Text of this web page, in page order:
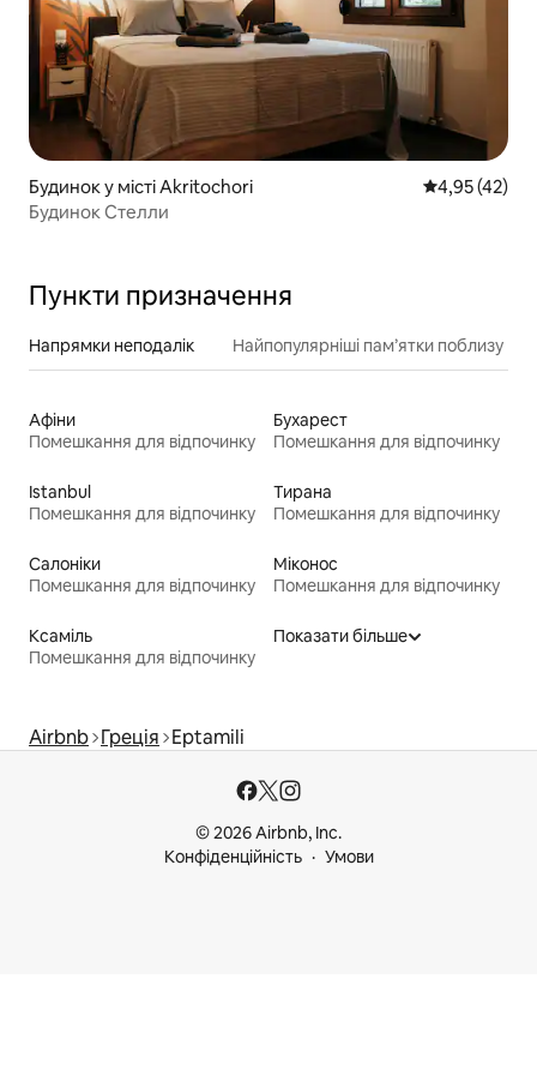
Будинок у місті Akritochori Середня
4,95 (42)
Будинок Стелли
Пункти призначення
Напрямки неподалік Найпопулярніші пам’ятки поблизу
Афіни
Помешкання для відпочинку
Бухарест
Помешкання для відпочинку
Istanbul
Помешкання для відпочинку
Тирана
Помешкання для відпочинку
Салоніки
Помешкання для відпочинку
Міконос
Помешкання для відпочинку
Ксаміль
Помешкання для відпочинку
Показати більше
Airbnb Греція Eptamili
© 2026 Airbnb, Inc.
Конфіденційність
Умови